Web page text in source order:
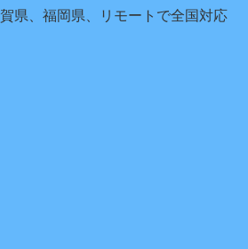
県、福岡県、リモートで全国対応